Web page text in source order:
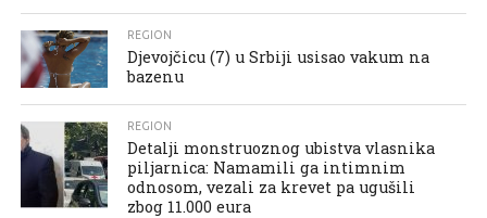
REGION
Djevojčicu (7) u Srbiji usisao vakum na
bazenu
REGION
Detalji monstruoznog ubistva vlasnika
piljarnica: Namamili ga intimnim
odnosom, vezali za krevet pa ugušili
zbog 11.000 eura